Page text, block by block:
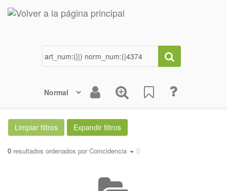
0 resultados ordenados por Coincidencia